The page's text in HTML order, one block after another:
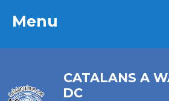
Menu
CATALANS A
DC
Menu